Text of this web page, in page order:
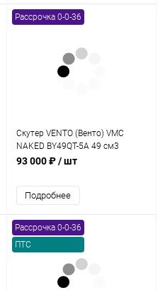
Рассрочка 0-0-36
Скутер VENTO (Венто) VMC
NAKED BY49QT-5A 49 см3
СЕРИЯ N1500 сигнализация
93 000 ₽/ шт
Подробнее
Рассрочка 0-0-36
ПТС